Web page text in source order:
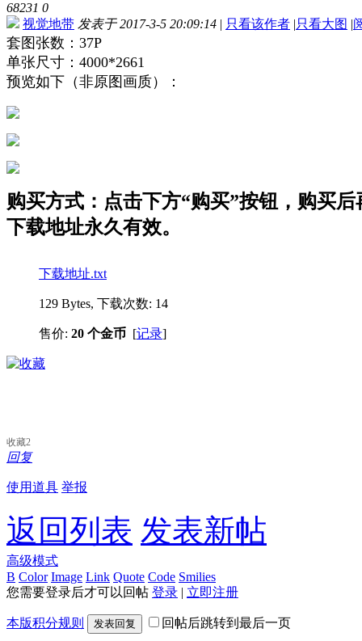
68231 0
视觉地带 发表于 2017-3-5 20:09:14 | 只看该作者 |只看大图 |
套图张数：37P
单张尺寸：4000*2661
预览如下（非原图画质）：
购买方式：点击下方“购买”按钮，购买
下载地址永久有效。
下载地址.txt
129 Bytes, 下载次数: 14
售价: 20 个金币 [记录]
收藏2
回复
使用道具 举报
返回列表 发表新帖
高级模式
B Color Image Link Quote Code Smilies
您需要登录后才可以回帖 登录 | 立即注册
本版积分规则 发表回复 回帖后跳转到最后一页